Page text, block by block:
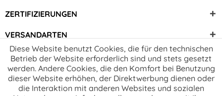
ZERTIFIZIERUNGEN
VERSANDARTEN
Diese Website benutzt Cookies, die für den technischen
Betrieb der Website erforderlich sind und stets gesetzt
werden. Andere Cookies, die den Komfort bei Benutzung
dieser Website erhöhen, der Direktwerbung dienen oder
die Interaktion mit anderen Websites und sozialen